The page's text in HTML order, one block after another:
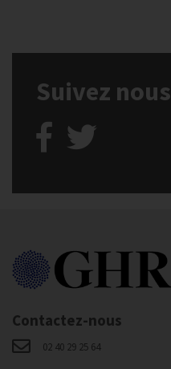
Suivez nous
Contactez-nous
02 40 29 25 64